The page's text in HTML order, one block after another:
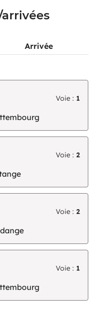
Arrivée
Voie : 1
Voie : 2
Voie : 2
Voie : 1